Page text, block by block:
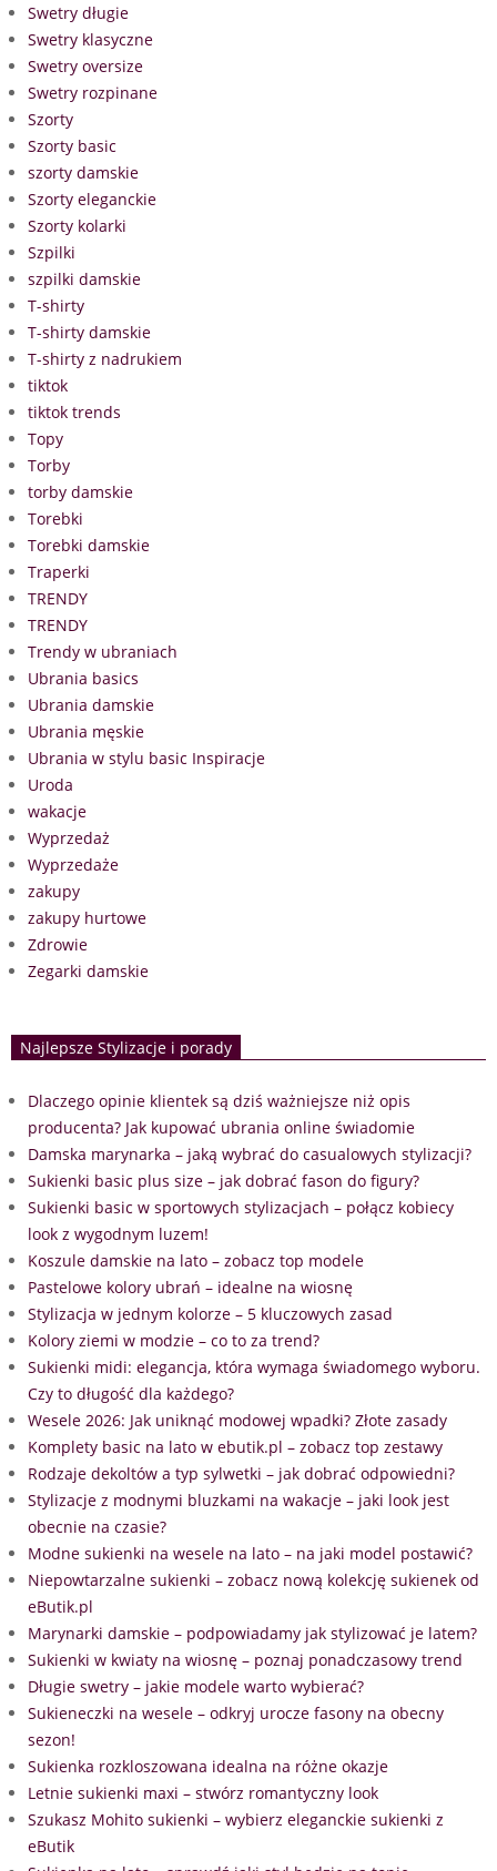
Swetry długie
Swetry klasyczne
Swetry oversize
Swetry rozpinane
Szorty
Szorty basic
szorty damskie
Szorty eleganckie
Szorty kolarki
Szpilki
szpilki damskie
T-shirty
T-shirty damskie
T-shirty z nadrukiem
tiktok
tiktok trends
Topy
Torby
torby damskie
Torebki
Torebki damskie
Traperki
TRENDY
TRENDY
Trendy w ubraniach
Ubrania basics
Ubrania damskie
Ubrania męskie
Ubrania w stylu basic Inspiracje
Uroda
wakacje
Wyprzedaż
Wyprzedaże
zakupy
zakupy hurtowe
Zdrowie
Zegarki damskie
Najlepsze Stylizacje i porady
Dlaczego opinie klientek są dziś ważniejsze niż opis
producenta? Jak kupować ubrania online świadomie
Damska marynarka – jaką wybrać do casualowych stylizacji?
Sukienki basic plus size – jak dobrać fason do figury?
Sukienki basic w sportowych stylizacjach – połącz kobiecy
look z wygodnym luzem!
Koszule damskie na lato – zobacz top modele
Pastelowe kolory ubrań – idealne na wiosnę
Stylizacja w jednym kolorze – 5 kluczowych zasad
Kolory ziemi w modzie – co to za trend?
Sukienki midi: elegancja, która wymaga świadomego wyboru.
Czy to długość dla każdego?
Wesele 2026: Jak uniknąć modowej wpadki? Złote zasady
Komplety basic na lato w ebutik.pl – zobacz top zestawy
Rodzaje dekoltów a typ sylwetki – jak dobrać odpowiedni?
Stylizacje z modnymi bluzkami na wakacje – jaki look jest
obecnie na czasie?
Modne sukienki na wesele na lato – na jaki model postawić?
Niepowtarzalne sukienki – zobacz nową kolekcję sukienek od
eButik.pl
Marynarki damskie – podpowiadamy jak stylizować je latem?
Sukienki w kwiaty na wiosnę – poznaj ponadczasowy trend
Długie swetry – jakie modele warto wybierać?
Sukieneczki na wesele – odkryj urocze fasony na obecny
sezon!
Sukienka rozkloszowana idealna na różne okazje
Letnie sukienki maxi – stwórz romantyczny look
Szukasz Mohito sukienki – wybierz eleganckie sukienki z
eButik